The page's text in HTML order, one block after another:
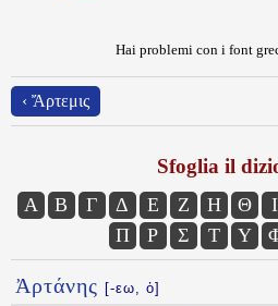
Hai problemi con i font
‹ Ἄρτεμις
Sfoglia il
Α Β Γ Δ Ε Ζ Η Θ Ι
Π
Ρ Σ Τ Υ
Ἀρτάνης [-εω, ὁ]